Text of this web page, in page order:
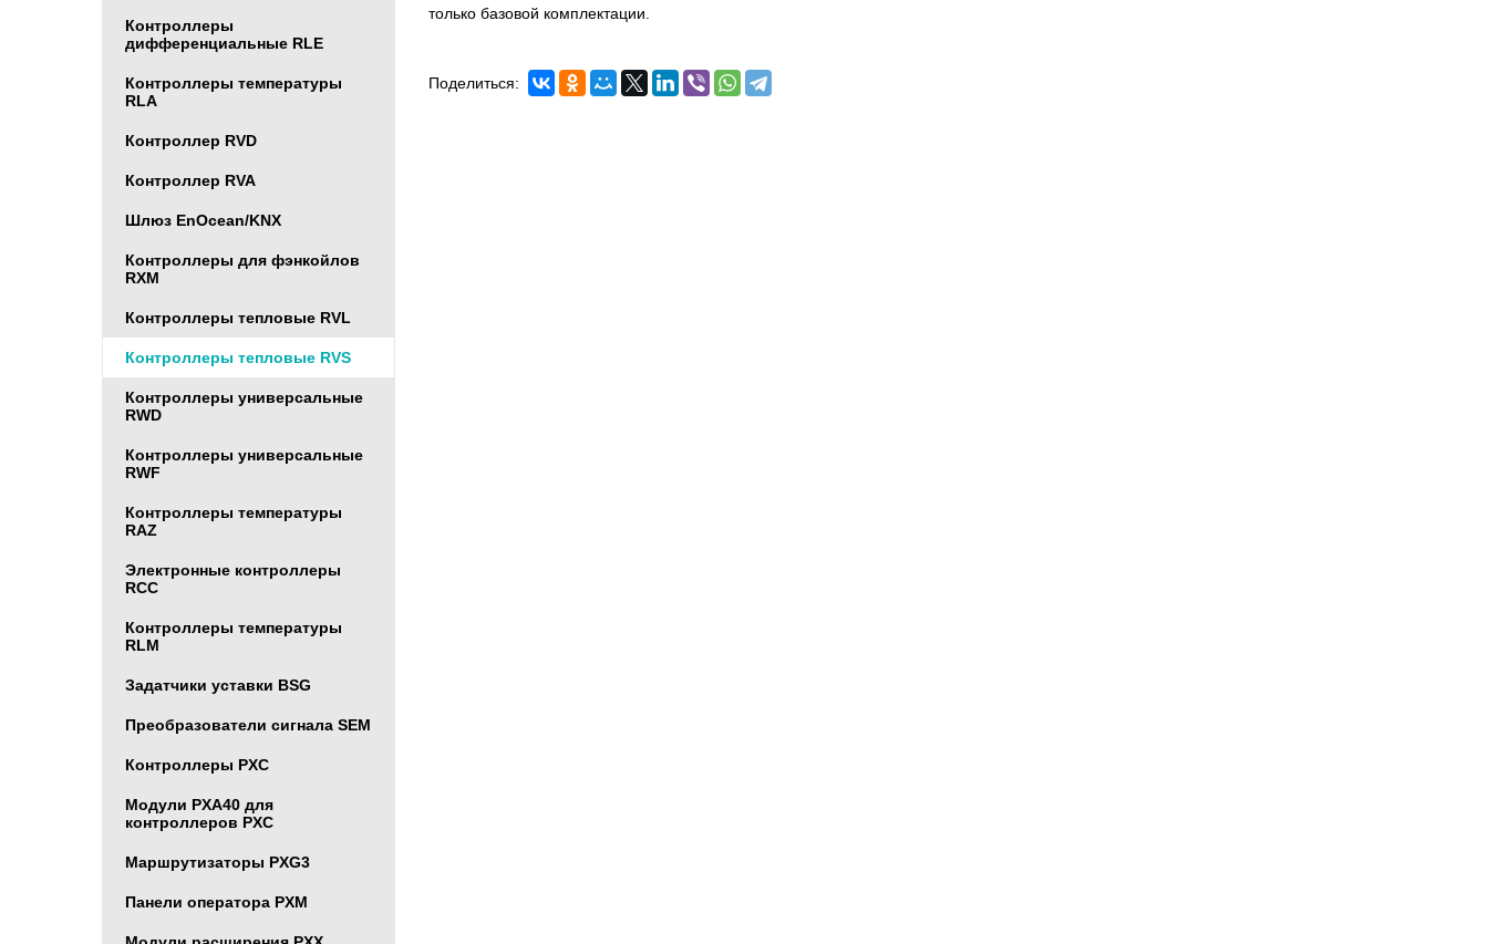
Контроллеры
дифференциальные RLE
Контроллеры температуры
RLA
Контроллер RVD
Контроллер RVA
Шлюз EnOcean/KNX
Контроллеры для фэнкойлов
RXM
Контроллеры тепловые RVL
Контроллеры тепловые RVS
Контроллеры универсальные
RWD
Контроллеры универсальные
RWF
Контроллеры температуры
RAZ
Электронные контроллеры
RCC
Контроллеры температуры
RLM
Задатчики уставки BSG
Преобразователи сигнала SEM
Контроллеры PXC
Модули PXA40 для
контроллеров PXC
Маршрутизаторы PXG3
Панели оператора PXM
только базовой комплектации.
Поделиться: